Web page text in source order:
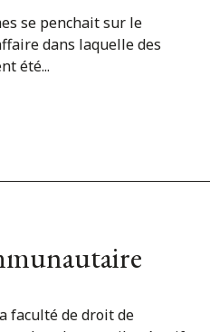
se penchait sur le
dans laquelle des
été...
faculté de droit de